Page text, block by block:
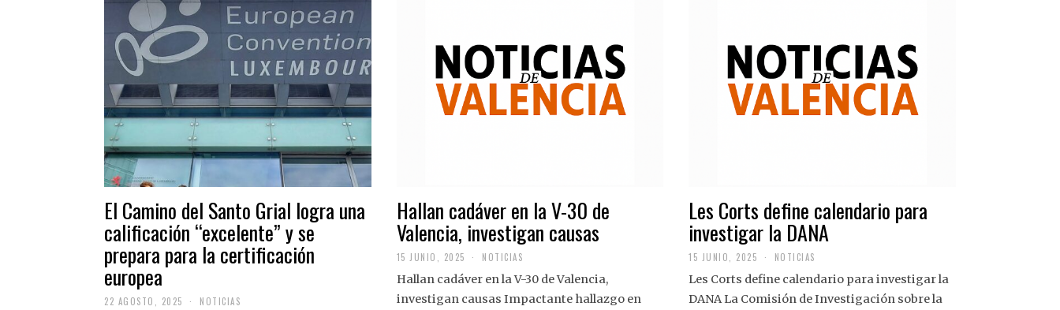
El Camino del Santo Grial logra una
calificación “excelente” y se
prepara para la certificación
europea
22 AGOSTO, 2025 NOTICIAS
Hallan cadáver en la V-30 de
Valencia, investigan causas
15 JUNIO, 2025 NOTICIAS
Hallan cadáver en la V-30 de Valencia,
investigan causas Impactante hallazgo en
Les Corts define calendario para
investigar la DANA
15 JUNIO, 2025 NOTICIAS
Les Corts define calendario para investigar la
DANA La Comisión de Investigación sobre la